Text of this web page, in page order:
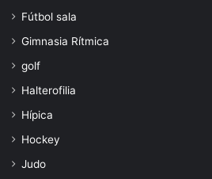
Fútbol sala
Gimnasia Rítmica
golf
Halterofilia
Hípica
Hockey
Judo